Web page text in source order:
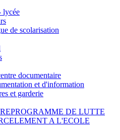
lycée
de scolarisation
documentaire
et d'information
et garderie
PROGRAMME DE LUTTE
A L'ECOLE